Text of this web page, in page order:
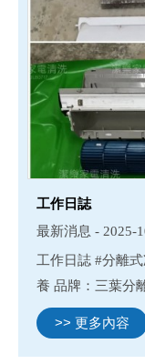
工作日誌
最新消息 - 2025-
工作日誌 #分離
養 品牌：三葉分
街 品牌：東芝直
>> 更多內容